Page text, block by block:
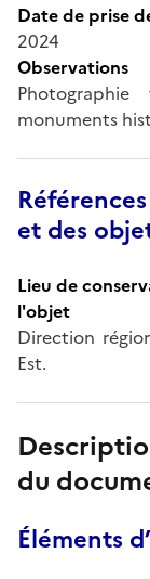
Date de prise
2024
Observations
monuments
et des
Lieu de
l'objet
Direction
Est.
du
Éléments